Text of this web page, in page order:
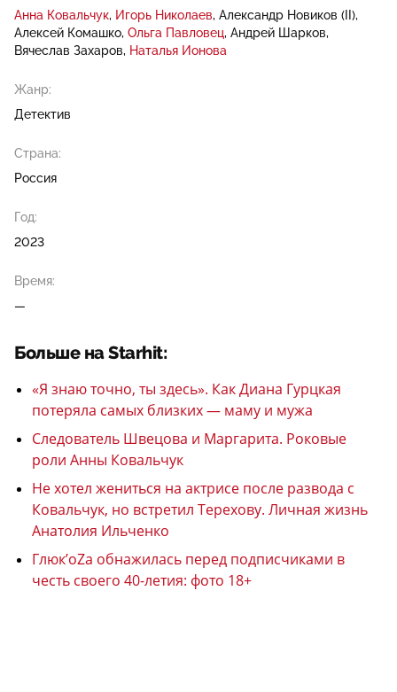
Анна Ковальчук Игорь Николаев Александр Новиков (II)
Алексей Комашко Ольга Павловец Андрей Шарков
Вячеслав Захаров
Наталья Ионова
Жанр:
Детектив
Страна:
Россия
Год:
2023
Время:
—
Больше на Starhit:
«Я знаю точно, ты здесь». Как Диана Гурцкая
потеряла самых близких — маму и мужа
Следователь Швецова и Маргарита. Роковые
роли Анны Ковальчук
Не хотел жениться на актрисе после развода с
Ковальчук, но встретил Терехову. Личная жизнь
Анатолия Ильченко
Глюк’oZа обнажилась перед подписчиками в
честь своего 40-летия: фото 18+